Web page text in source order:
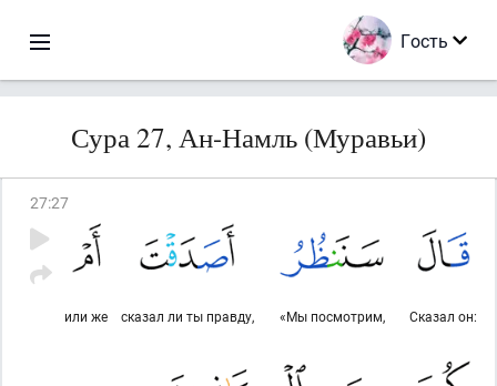
Гость
Сура 27, Ан-Намль (Муравьи)
27:27
Сказал он:
«Мы посмотрим,
сказал ли ты правду,
или же